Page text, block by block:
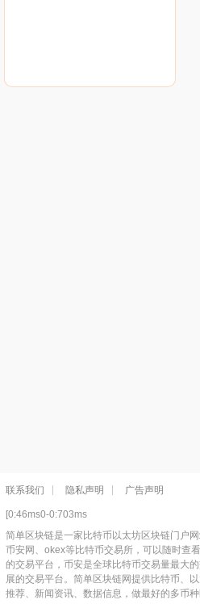
联系我们 隐私声明 广告声明
[0:46ms0-0:703ms
简单区块链是一家比特币以太坊区块链门户
币安网、okex等比特币交易所，可以随时查
的交易平台，币安是全球比特币交易量最大
展的交易平台。简单区块链网提供比特币、
推荐、新闻资讯、数据信息，做最好的多币种